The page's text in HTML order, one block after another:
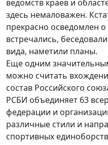
ведомств краев и
здесь немаловажен.
прекрасно осведомлен
встречались,
вида, наметили планы.
Еще одним
можно считать
состав Российского
РСБИ объединяет 63
федерации и
различные стили и
спортивных